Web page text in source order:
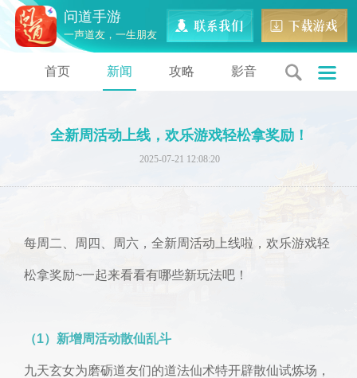
问道手游
一声道友，一生朋友
首页 新闻 攻略 影音
全新周活动上线，欢乐游戏轻松拿奖励！
2025-07-21 12:08:20
每周二、周四、周六，全新周活动上线啦，欢乐游戏轻
松拿奖励~一起来看看有哪些新玩法吧！
（1）新增周活动散仙乱斗
九天玄女为磨砺道友们的道法仙术特开辟散仙试炼场，